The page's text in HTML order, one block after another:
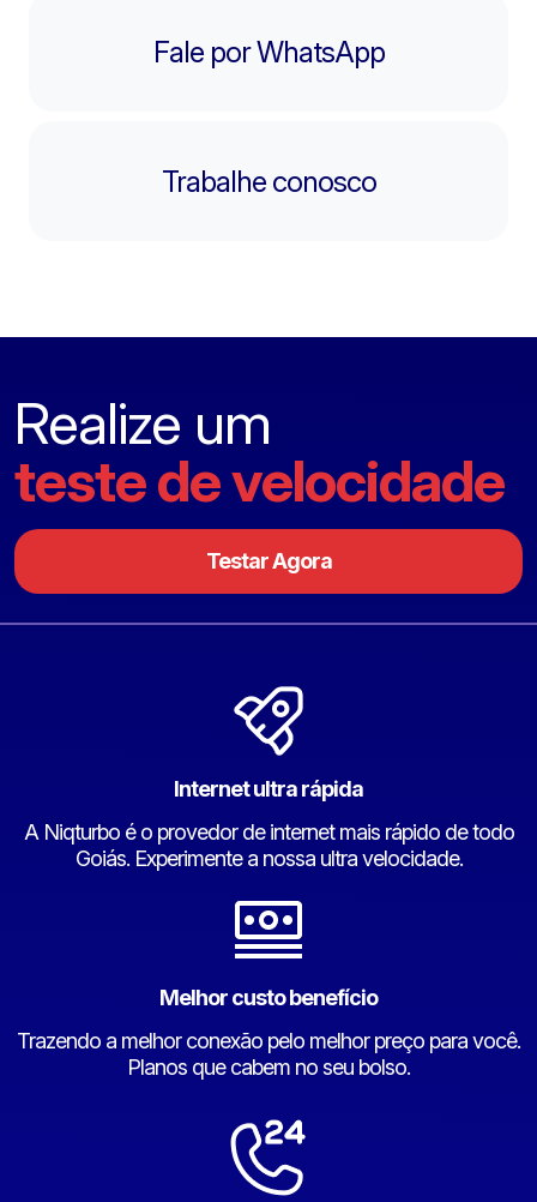
Fale por WhatsApp
Trabalhe conosco
Realize um
teste de velocidade
Testar Agora
Internet ultra rápida
A Niqturbo é o provedor de internet mais rápido de todo
Goiás. Experimente a nossa ultra velocidade.
Melhor custo benefício
Trazendo a melhor conexão pelo melhor preço para você.
Planos que cabem no seu bolso.